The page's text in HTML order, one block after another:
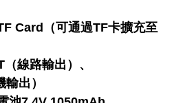
Card（可通過TF卡擴充至
線路輸出）、
出）